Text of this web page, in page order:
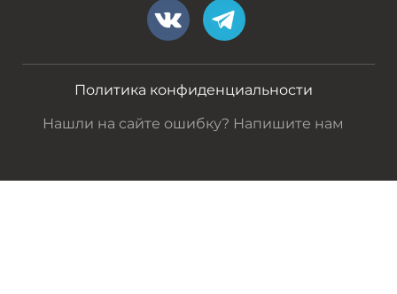
Политика конфиденциальности
Нашли на сайте ошибку? Напишите нам